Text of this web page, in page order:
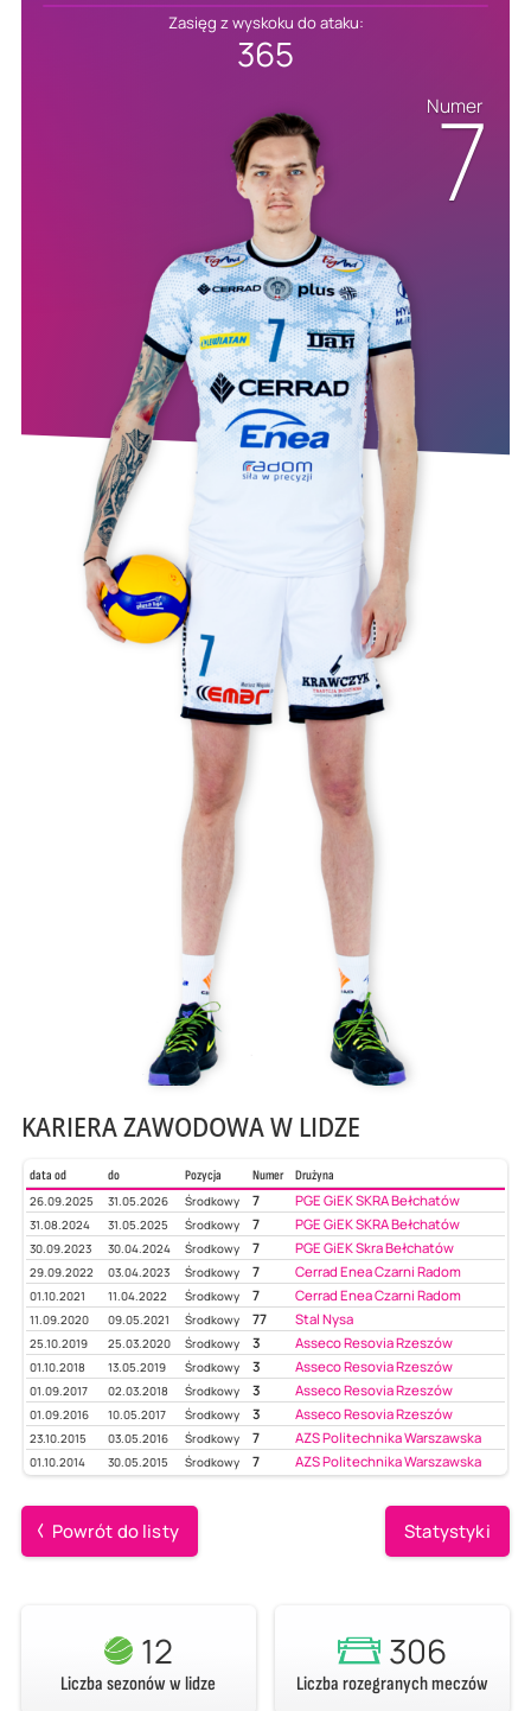
Zasięg z wyskoku do ataku:
365
KARIERA ZAWODOWA W LIDZE
data od do Pozycja Numer
Drużyna
26.09.2025
31.05.2026 Środkowy 7 PGE GiEK SKRA Bełchatów
31.08.2024 31.05.2025 Środkowy 7 PGE GiEK SKRA Bełchatów
30.09.2023 30.04.2024 Środkowy 7 PGE GiEK Skra Bełchatów
29.09.2022 03.04.2023 Środkowy 7 Cerrad Enea Czarni Radom
01.10.2021 11.04.2022 Środkowy 7 Cerrad Enea Czarni Radom
11.09.2020 09.05.2021 Środkowy 77 Stal Nysa
25.10.2019 25.03.2020 Środkowy 3 Asseco Resovia Rzeszów
01.10.2018 13.05.2019 Środkowy 3 Asseco Resovia Rzeszów
01.09.2017 02.03.2018 Środkowy 3 Asseco Resovia Rzeszów
01.09.2016 10.05.2017 Środkowy 3 Asseco Resovia Rzeszów
23.10.2015 03.05.2016 Środkowy 7 AZS Politechnika Warszawska
01.10.2014 30.05.2015 Środkowy 7 AZS Politechnika Warszawska
Powrót do listy Statystyki
Numer
7
12
Liczba sezonów w lidze
306
Liczba rozegranych meczów